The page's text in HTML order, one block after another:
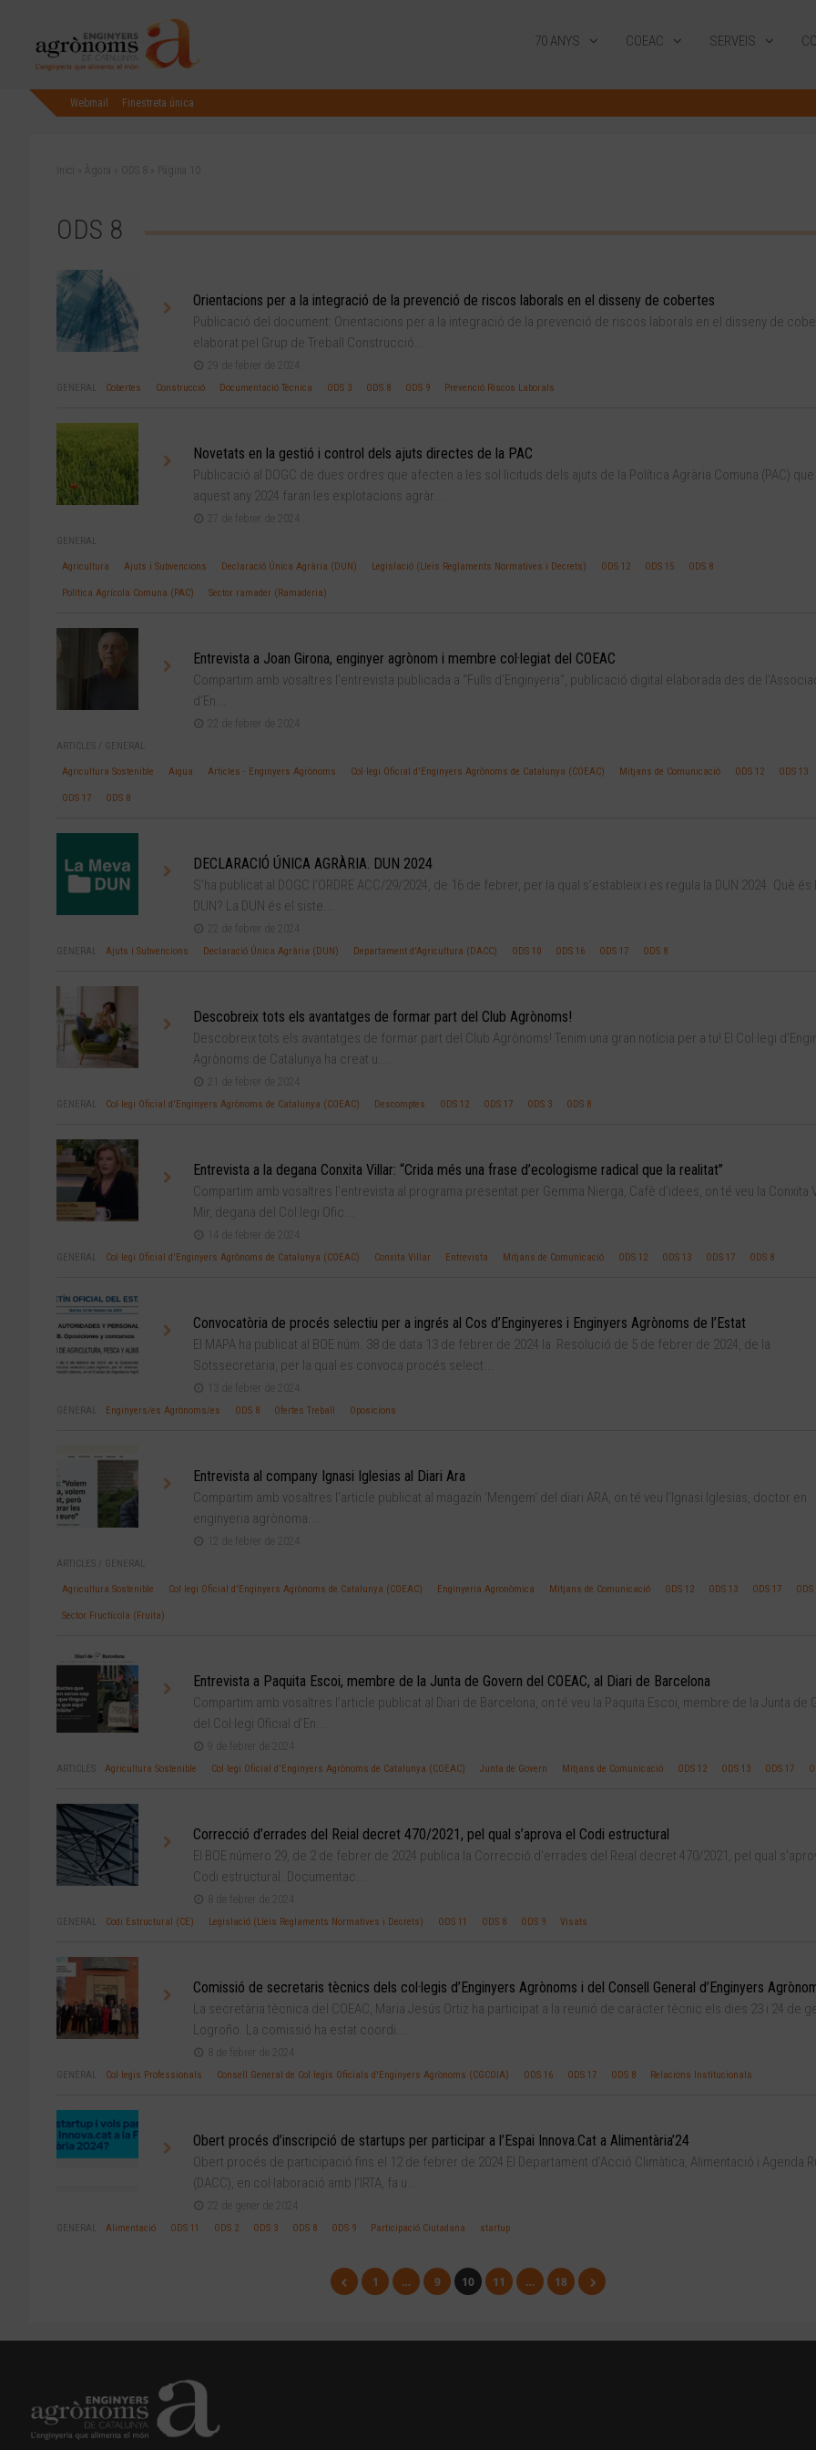
70 ANYS COEAC SERVEIS
Webmail Finestreta única
Inici Àgora ODS 8 Pàgina 10
ODS 8
Orientacions per a la integració de la prevenció de riscos laborals en el disseny de cobertes
Publicació del document: Orientacions per a la integració de la prevenció de riscos laborals en el disseny de
elaborat pel Grup de Treball Construcció...
29 de febrer de 2024
GENERAL Cobertes Construcció Documentació Tècnica ODS 3 ODS 8 ODS 9 Prevenció Riscos Laborals
Novetats en la gestió i control dels ajuts directes de la PAC
Publicació al DOGC de dues ordres que afecten a les sol·licituds dels ajuts de la Política Agrària Comuna (PAC) que
aquest any 2024 faran les explotacions agràr...
27 de febrer de 2024
GENERAL
Agricultura Ajuts i Subvencions Declaració Única Agrària (DUN) Legislació (Lleis Reglaments Normatives i Decrets) ODS 12 ODS 15 ODS 8
Política Agrícola Comuna (PAC) Sector ramader (Ramaderia)
Entrevista a Joan Girona, enginyer agrònom i membre col·legiat del COEAC
Compartim amb vosaltres l’entrevista publicada a “Fulls d’Enginyeria“, publicació digital elaborada des de
d’En...
22 de febrer de 2024
ARTICLES GENERAL
Agricultura Sostenible Aigua Articles - Enginyers Agrònoms Col·legi Oficial d'Enginyers Agrònoms de Catalunya (COEAC) Mitjans de Comunicació ODS 12 ODS 13
ODS 17 ODS 8
DECLARACIÓ ÚNICA AGRÀRIA. DUN 2024
S’ha publicat al DOGC l’ORDRE ACC/29/2024, de 16 de febrer, per la qual s’estableix i es regula la DUN 2024. Què és
DUN? La DUN és el siste...
22 de febrer de 2024
GENERAL Ajuts i Subvencions Declaració Única Agrària (DUN) Departament d'Agricultura (DACC) ODS 10 ODS 16 ODS 17 ODS 8
Descobreix tots els avantatges de formar part del Club Agrònoms!
Descobreix tots els avantatges de formar part del Club Agrònoms! Tenim una gran notícia per a tu! El Col·legi
Agrònoms de Catalunya ha creat u...
21 de febrer de 2024
GENERAL Col·legi Oficial d'Enginyers Agrònoms de Catalunya (COEAC) Descomptes ODS 12 ODS 17 ODS 3 ODS 8
Entrevista a la degana Conxita Villar: “Crida més una frase d’ecologisme radical que la realitat”
Compartim amb vosaltres l’entrevista al programa presentat per Gemma Nierga, Cafè d’idees, on té veu la Conxita
Mir, degana del Col·legi Ofic...
14 de febrer de 2024
GENERAL Col·legi Oficial d'Enginyers Agrònoms de Catalunya (COEAC) Conxita Villar Entrevista Mitjans de Comunicació ODS 12 ODS 13 ODS 17 ODS 8
Convocatòria de procés selectiu per a ingrés al Cos d’Enginyeres i Enginyers Agrònoms de l’Estat
El MAPA ha publicat al BOE núm. 38 de data 13 de febrer de 2024 la Resolució de 5 de febrer de 2024, de la
Sotssecretaria, per la qual es convoca procés select...
13 de febrer de 2024
GENERAL Enginyers/es Agrònoms/es ODS 8 Ofertes Treball Oposicions
Entrevista al company Ignasi Iglesias al Diari Ara
Compartim amb vosaltres l’article publicat al magazín ‘Mengem‘ del diari ARA, on té veu l’Ignasi Iglesias, doctor en
enginyeria agrònoma...
12 de febrer de 2024
ARTICLES GENERAL
Agricultura Sostenible Col·legi Oficial d'Enginyers Agrònoms de Catalunya (COEAC) Enginyeria Agronòmica Mitjans de Comunicació ODS 12 ODS 13 ODS 17 ODS
Sector Fructícola (Fruita)
Entrevista a Paquita Escoi, membre de la Junta de Govern del COEAC, al Diari de Barcelona
Compartim amb vosaltres l’article publicat al Diari de Barcelona, on té veu la Paquita Escoi, membre de la Junta de
del Col·legi Oficial d’En...
9 de febrer de 2024
ARTICLES Agricultura Sostenible Col·legi Oficial d'Enginyers Agrònoms de Catalunya (COEAC) Junta de Govern Mitjans de Comunicació ODS 12 ODS 13 ODS 17
Correcció d’errades del Reial decret 470/2021, pel qual s’aprova el Codi estructural
El BOE número 29, de 2 de febrer de 2024 publica la Correcció d’errades del Reial decret 470/2021, pel qual
Codi estructural. Documentac...
8 de febrer de 2024
GENERAL Codi Estructural (CE) Legislació (Lleis Reglaments Normatives i Decrets) ODS 11 ODS 8 ODS 9 Visats
Comissió de secretaris tècnics dels col·legis d’Enginyers Agrònoms i del Consell General d’Enginyers
La secretària tècnica del COEAC, Maria Jesús Ortiz ha participat a la reunió de caràcter tècnic els dies 23 i 24 de
Logroño. La comissió ha estat coordi...
8 de febrer de 2024
GENERAL Col·legis Professionals Consell General de Col·legis Oficials d'Enginyers Agrònoms (CGCOIA) ODS 16 ODS 17 ODS 8 Relacions Institucionals
Obert procés d’inscripció de startups per participar a l’Espai Innova.Cat a Alimentària’24
Obert procés de participació fins el 12 de febrer de 2024 El Departament d’Acció Climàtica, Alimentació i Agenda
(DACC), en col·laboració amb l’IRTA, fa u...
22 de gener de 2024
GENERAL Alimentació ODS 11 ODS 2 ODS 3 ODS 8 ODS 9 Participació Ciutadana startup
1 … 9 10 11 … 18